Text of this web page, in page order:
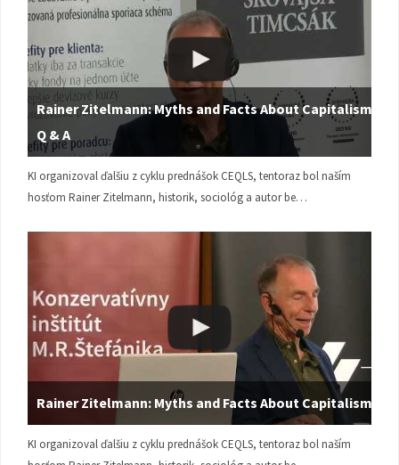
Rainer Zitelmann: Myths and Facts About Capitalism |
Q & A
KI organizoval ďalšiu z cyklu prednášok CEQLS, tentoraz bol naším
hosťom Rainer Zitelmann, historik, sociológ a autor be…
Rainer Zitelmann: Myths and Facts About Capitalism
KI organizoval ďalšiu z cyklu prednášok CEQLS, tentoraz bol naším